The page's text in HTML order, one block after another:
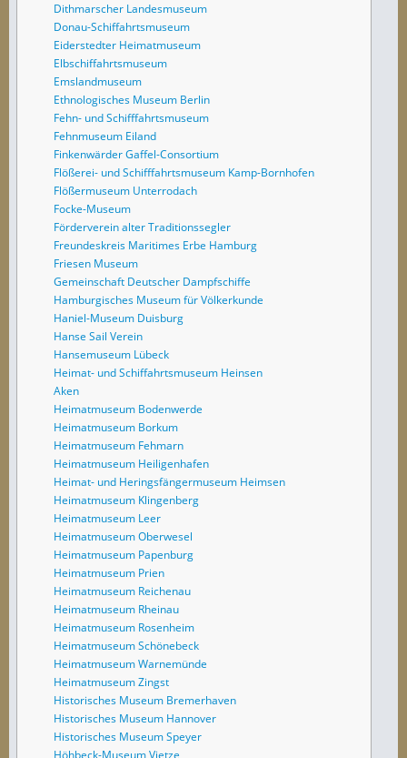
Dithmarscher Landesmuseum
Donau-Schiffahrtsmuseum
Eiderstedter Heimatmuseum
Elbschiffahrtsmuseum
Emslandmuseum
Ethnologisches Museum Berlin
Fehn- und Schifffahrtsmuseum
Fehnmuseum Eiland
Finkenwärder Gaffel-Consortium
Flößerei- und Schifffahrtsmuseum Kamp-Bornhofen
Flößermuseum Unterrodach
Focke-Museum
Förderverein alter Traditionssegler
Freundeskreis Maritimes Erbe Hamburg
Friesen Museum
Gemeinschaft Deutscher Dampfschiffe
Hamburgisches Museum für Völkerkunde
Haniel-Museum Duisburg
Hanse Sail Verein
Hansemuseum Lübeck
Heimat- und Schiffahrtsmuseum Heinsen
Aken
Heimatmuseum Bodenwerde
Heimatmuseum Borkum
Heimatmuseum Fehmarn
Heimatmuseum Heiligenhafen
Heimat- und Heringsfängermuseum Heimsen
Heimatmuseum Klingenberg
Heimatmuseum Leer
Heimatmuseum Oberwesel
Heimatmuseum Papenburg
Heimatmuseum Prien
Heimatmuseum Reichenau
Heimatmuseum Rheinau
Heimatmuseum Rosenheim
Heimatmuseum Schönebeck
Heimatmuseum Warnemünde
Heimatmuseum Zingst
Historisches Museum Bremerhaven
Historisches Museum Hannover
Historisches Museum Speyer
Höhbeck-Museum Vietze